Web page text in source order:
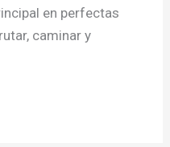
en perfectas
caminar y